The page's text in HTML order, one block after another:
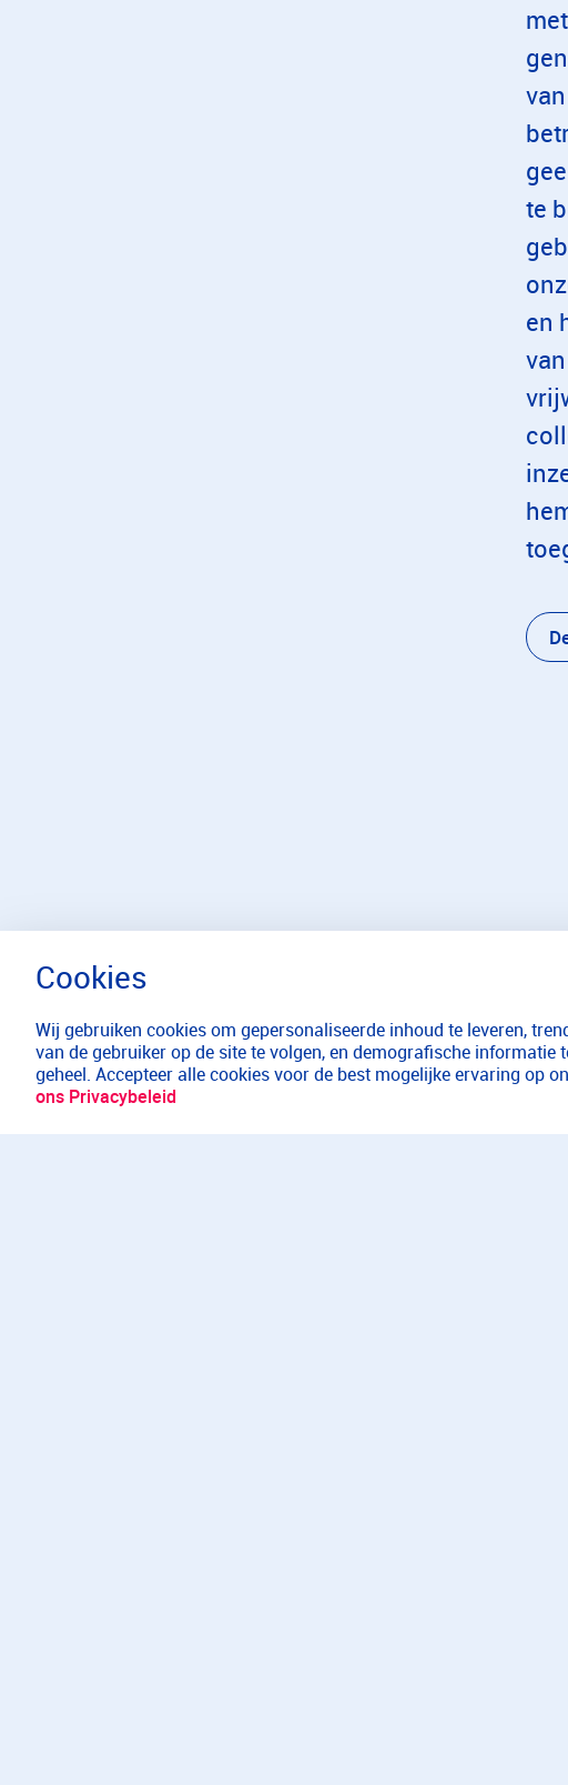
te
en
Wij gebruiken cookies om gepersonaliseerde inhoud te leveren,
van de gebruiker op de site te volgen, en demografische
geheel. Accepteer alle cookies voor de best mogelijke ervaring op
ons Privacybeleid